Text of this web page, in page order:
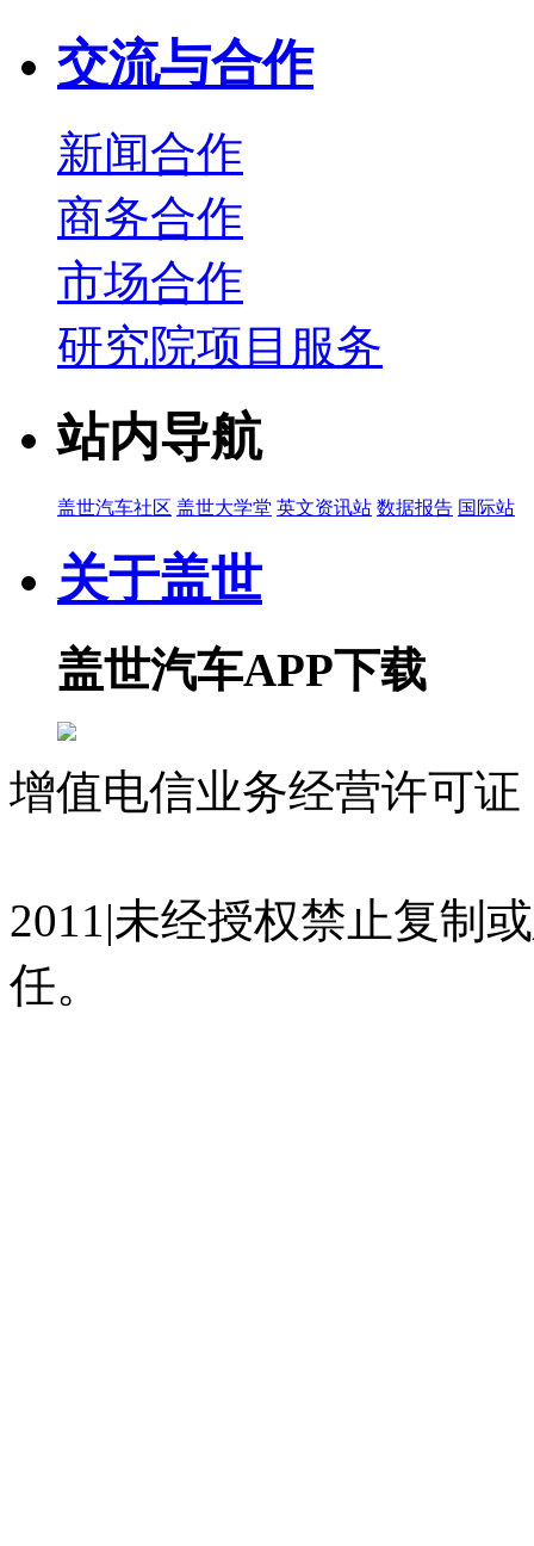
交流与合作
新闻合作
商务合作
市场合作
研究院项目服务
站内导航
盖世汽车社区 盖世大学堂 英文资讯站 数据报告 国际站
关于盖世
盖世汽车APP下载
增值电信业务经营许可
2011|未经授权禁止复制
任。